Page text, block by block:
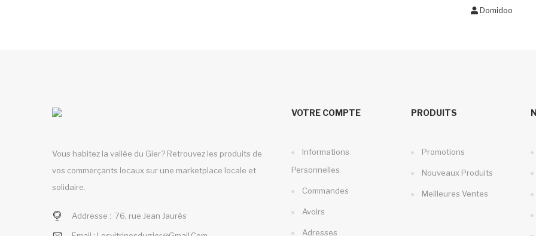
Domidoo
Vous habitez la vallée du Gier? Retrouvez les produits de
vos commerçants locaux sur une marketplace locale et
solidaire.
Addresse : 76, rue Jean Jaurès
VOTRE COMPTE
Informations
Personnelles
Commandes
Avoirs
Adresses
PRODUITS
Promotions
Nouveaux Produits
Meilleures Ventes